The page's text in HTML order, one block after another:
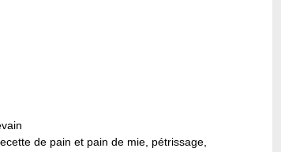
de pain et pain de mie, pétrissage,